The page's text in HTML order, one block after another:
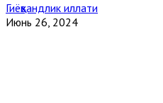
Гиёҳвандлик иллати
Июнь 26, 2024